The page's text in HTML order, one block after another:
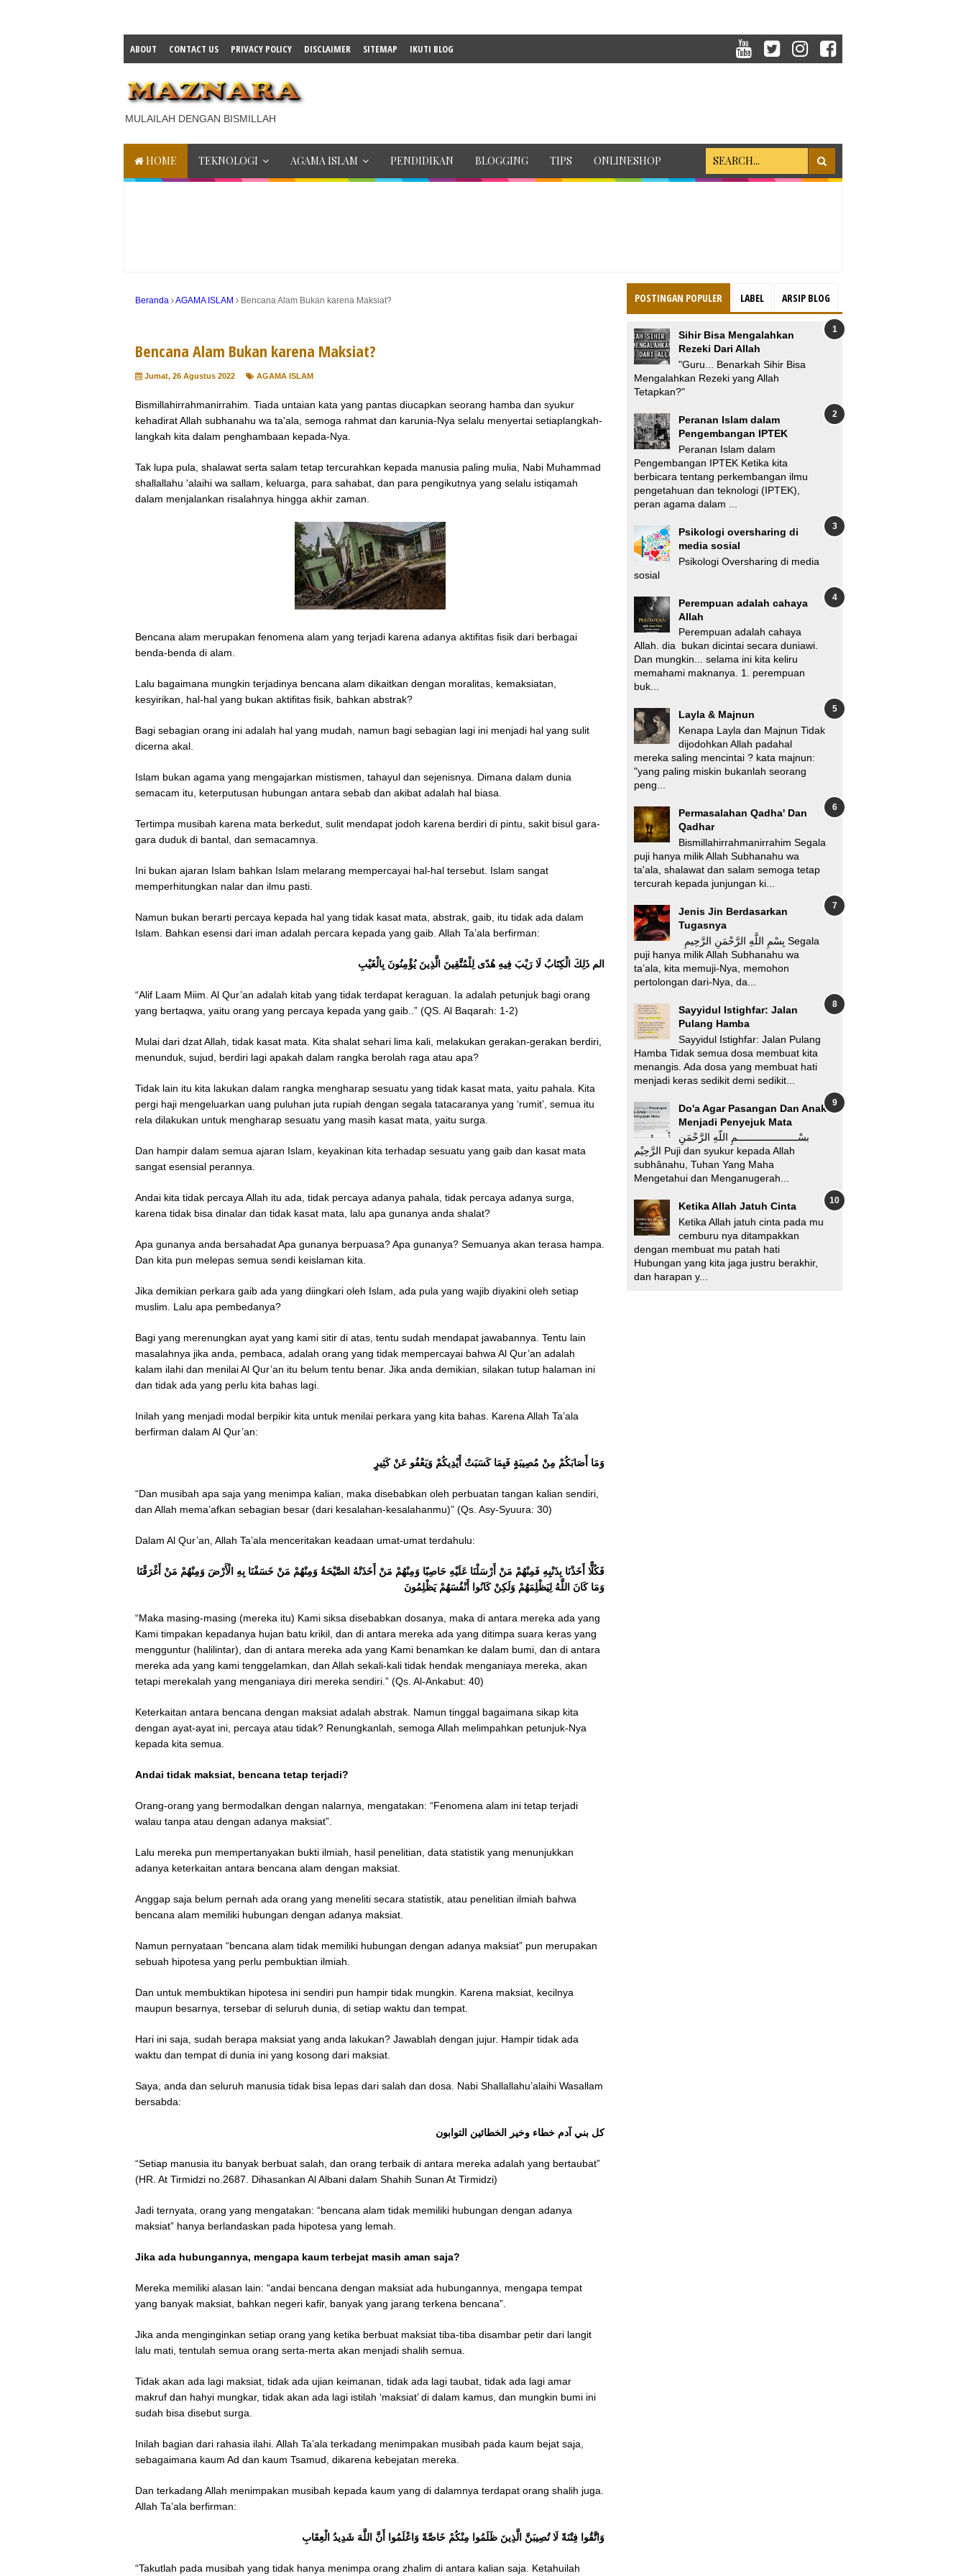
ABOUT CONTACT US PRIVACY POLICY DISCLAIMER SITEMAP IKUTI BLOG
MULAILAH DENGAN BISMILLAH
HOME TEKNOLOGI AGAMA ISLAM PENDIDIKAN BLOGGING TIPS ONLINESHOP
Beranda AGAMA ISLAM Bencana Alam Bukan karena Maksiat?
Bencana Alam Bukan karena Maksiat?
Jumat, 26 Agustus 2022 AGAMA ISLAM
Bismillahirrahmanirrahim. Tiada untaian kata yang pantas diucapkan seorang hamba dan syukur
kehadirat Allah subhanahu wa ta'ala, semoga rahmat dan karunia-Nya selalu menyertai setiaplangkah-
langkah kita dalam penghambaan kepada-Nya.
Tak lupa pula, shalawat serta salam tetap tercurahkan kepada manusia paling mulia, Nabi Muhammad
shallallahu 'alaihi wa sallam, keluarga, para sahabat, dan para pengikutnya yang selalu istiqamah
dalam menjalankan risalahnya hingga akhir zaman.
Bencana alam merupakan fenomena alam yang terjadi karena adanya aktifitas fisik dari berbagai
benda-benda di alam.
Lalu bagaimana mungkin terjadinya bencana alam dikaitkan dengan moralitas, kemaksiatan,
kesyirikan, hal-hal yang bukan aktifitas fisik, bahkan abstrak?
Bagi sebagian orang ini adalah hal yang mudah, namun bagi sebagian lagi ini menjadi hal yang sulit
dicerna akal.
Islam bukan agama yang mengajarkan mistismen, tahayul dan sejenisnya. Dimana dalam dunia
semacam itu, keterputusan hubungan antara sebab dan akibat adalah hal biasa.
Tertimpa musibah karena mata berkedut, sulit mendapat jodoh karena berdiri di pintu, sakit bisul gara-
gara duduk di bantal, dan semacamnya.
Ini bukan ajaran Islam bahkan Islam melarang mempercayai hal-hal tersebut. Islam sangat
memperhitungkan nalar dan ilmu pasti.
Namun bukan berarti percaya kepada hal yang tidak kasat mata, abstrak, gaib, itu tidak ada dalam
Islam. Bahkan esensi dari iman adalah percara kepada yang gaib. Allah Ta’ala berfirman:
الم ذَلِكَ الْكِتَابُ لَا رَيْبَ فِيهِ هُدًى لِلْمُتَّقِينَ الَّذِينَ يُؤْمِنُونَ بِالْغَيْبِ
“Alif Laam Miim. Al Qur’an adalah kitab yang tidak terdapat keraguan. Ia adalah petunjuk bagi orang
yang bertaqwa, yaitu orang yang percaya kepada yang gaib..” (QS. Al Baqarah: 1-2)
Mulai dari dzat Allah, tidak kasat mata. Kita shalat sehari lima kali, melakukan gerakan-gerakan berdiri,
menunduk, sujud, berdiri lagi apakah dalam rangka berolah raga atau apa?
Tidak lain itu kita lakukan dalam rangka mengharap sesuatu yang tidak kasat mata, yaitu pahala. Kita
pergi haji mengeluarkan uang puluhan juta rupiah dengan segala tatacaranya yang ‘rumit’, semua itu
rela dilakukan untuk mengharap sesuatu yang masih kasat mata, yaitu surga.
Dan hampir dalam semua ajaran Islam, keyakinan kita terhadap sesuatu yang gaib dan kasat mata
sangat esensial perannya.
Andai kita tidak percaya Allah itu ada, tidak percaya adanya pahala, tidak percaya adanya surga,
karena tidak bisa dinalar dan tidak kasat mata, lalu apa gunanya anda shalat?
Apa gunanya anda bersahadat Apa gunanya berpuasa? Apa gunanya? Semuanya akan terasa hampa.
Dan kita pun melepas semua sendi keislaman kita.
Jika demikian perkara gaib ada yang diingkari oleh Islam, ada pula yang wajib diyakini oleh setiap
muslim. Lalu apa pembedanya?
Bagi yang merenungkan ayat yang kami sitir di atas, tentu sudah mendapat jawabannya. Tentu lain
masalahnya jika anda, pembaca, adalah orang yang tidak mempercayai bahwa Al Qur’an adalah
kalam ilahi dan menilai Al Qur’an itu belum tentu benar. Jika anda demikian, silakan tutup halaman ini
dan tidak ada yang perlu kita bahas lagi.
Inilah yang menjadi modal berpikir kita untuk menilai perkara yang kita bahas. Karena Allah Ta’ala
berfirman dalam Al Qur’an:
وَمَا أَصَابَكُمْ مِنْ مُصِيبَةٍ فَبِمَا كَسَبَتْ أَيْدِيكُمْ وَيَعْفُو عَنْ كَثِيرٍ
“Dan musibah apa saja yang menimpa kalian, maka disebabkan oleh perbuatan tangan kalian sendiri,
dan Allah mema’afkan sebagian besar (dari kesalahan-kesalahanmu)” (Qs. Asy-Syuura: 30)
Dalam Al Qur’an, Allah Ta’ala menceritakan keadaan umat-umat terdahulu:
فَكُلًّا أَخَذْنَا بِذَنْبِهِ فَمِنْهُمْ مَنْ أَرْسَلْنَا عَلَيْهِ حَاصِبًا وَمِنْهُمْ مَنْ أَخَذَتْهُ الصَّيْحَةُ وَمِنْهُمْ مَنْ خَسَفْنَا بِهِ الْأَرْضَ وَمِنْهُمْ مَنْ أَغْرَقْنَا
وَمَا كَانَ اللَّهُ لِيَظْلِمَهُمْ وَلَكِنْ كَانُوا أَنْفُسَهُمْ يَظْلِمُونَ
“Maka masing-masing (mereka itu) Kami siksa disebabkan dosanya, maka di antara mereka ada yang
Kami timpakan kepadanya hujan batu krikil, dan di antara mereka ada yang ditimpa suara keras yang
mengguntur (halilintar), dan di antara mereka ada yang Kami benamkan ke dalam bumi, dan di antara
mereka ada yang kami tenggelamkan, dan Allah sekali-kali tidak hendak menganiaya mereka, akan
tetapi merekalah yang menganiaya diri mereka sendiri.” (Qs. Al-Ankabut: 40)
Keterkaitan antara bencana dengan maksiat adalah abstrak. Namun tinggal bagaimana sikap kita
dengan ayat-ayat ini, percaya atau tidak? Renungkanlah, semoga Allah melimpahkan petunjuk-Nya
kepada kita semua.
Andai tidak maksiat, bencana tetap terjadi?
Orang-orang yang bermodalkan dengan nalarnya, mengatakan: “Fenomena alam ini tetap terjadi
walau tanpa atau dengan adanya maksiat”.
Lalu mereka pun mempertanyakan bukti ilmiah, hasil penelitian, data statistik yang menunjukkan
adanya keterkaitan antara bencana alam dengan maksiat.
Anggap saja belum pernah ada orang yang meneliti secara statistik, atau penelitian ilmiah bahwa
bencana alam memiliki hubungan dengan adanya maksiat.
Namun pernyataan “bencana alam tidak memiliki hubungan dengan adanya maksiat” pun merupakan
sebuah hipotesa yang perlu pembuktian ilmiah.
Dan untuk membuktikan hipotesa ini sendiri pun hampir tidak mungkin. Karena maksiat, kecilnya
maupun besarnya, tersebar di seluruh dunia, di setiap waktu dan tempat.
Hari ini saja, sudah berapa maksiat yang anda lakukan? Jawablah dengan jujur. Hampir tidak ada
waktu dan tempat di dunia ini yang kosong dari maksiat.
Saya, anda dan seluruh manusia tidak bisa lepas dari salah dan dosa. Nabi Shallallahu’alaihi Wasallam
bersabda:
كل بني آدم خطاء وخير الخطائين التوابون
“Setiap manusia itu banyak berbuat salah, dan orang terbaik di antara mereka adalah yang bertaubat”
(HR. At Tirmidzi no.2687. Dihasankan Al Albani dalam Shahih Sunan At Tirmidzi)
Jadi ternyata, orang yang mengatakan: “bencana alam tidak memiliki hubungan dengan adanya
maksiat” hanya berlandaskan pada hipotesa yang lemah.
Jika ada hubungannya, mengapa kaum terbejat masih aman saja?
Mereka memiliki alasan lain: “andai bencana dengan maksiat ada hubungannya, mengapa tempat
yang banyak maksiat, bahkan negeri kafir, banyak yang jarang terkena bencana”.
Jika anda menginginkan setiap orang yang ketika berbuat maksiat tiba-tiba disambar petir dari langit
lalu mati, tentulah semua orang serta-merta akan menjadi shalih semua.
Tidak akan ada lagi maksiat, tidak ada ujian keimanan, tidak ada lagi taubat, tidak ada lagi amar
makruf dan hahyi mungkar, tidak akan ada lagi istilah ‘maksiat’ di dalam kamus, dan mungkin bumi ini
sudah bisa disebut surga.
Inilah bagian dari rahasia ilahi. Allah Ta’ala terkadang menimpakan musibah pada kaum bejat saja,
sebagaimana kaum Ad dan kaum Tsamud, dikarena kebejatan mereka.
Dan terkadang Allah menimpakan musibah kepada kaum yang di dalamnya terdapat orang shalih juga.
Allah Ta’ala berfirman:
وَاتَّقُوا فِتْنَةً لَا تُصِيبَنَّ الَّذِينَ ظَلَمُوا مِنْكُمْ خَاصَّةً وَاعْلَمُوا أَنَّ اللَّهَ شَدِيدُ الْعِقَابِ
“Takutlah pada musibah yang tidak hanya menimpa orang zhalim di antara kalian saja. Ketahuilah
POSTINGAN POPULER LABEL ARSIP BLOG
Sihir Bisa Mengalahkan
Rezeki Dari Allah
"Guru... Benarkah Sihir Bisa
Mengalahkan Rezeki yang Allah
Tetapkan?"
Peranan Islam dalam
Pengembangan IPTEK
Peranan Islam dalam
Pengembangan IPTEK Ketika kita
berbicara tentang perkembangan ilmu
pengetahuan dan teknologi (IPTEK),
peran agama dalam ...
Psikologi oversharing di
media sosial
Psikologi Oversharing di media
sosial
Perempuan adalah cahaya
Allah
Perempuan adalah cahaya
Allah. dia bukan dicintai secara duniawi.
Dan mungkin... selama ini kita keliru
memahami maknanya. 1. perempuan
buk...
Layla & Majnun
Kenapa Layla dan Majnun Tidak
dijodohkan Allah padahal
mereka saling mencintai ? kata majnun:
"yang paling miskin bukanlah seorang
peng...
Permasalahan Qadha' Dan
Qadhar
Bismillahirrahmanirrahim Segala
puji hanya milik Allah Subhanahu wa
ta'ala, shalawat dan salam semoga tetap
tercurah kepada junjungan ki...
Jenis Jin Berdasarkan
Tugasnya
puji hanya milik Allah Subhanahu wa
ta’ala, kita memuji-Nya, memohon
pertolongan dari-Nya, da...
Sayyidul Istighfar: Jalan
Pulang Hamba
Sayyidul Istighfar: Jalan Pulang
Hamba Tidak semua dosa membuat kita
menangis. Ada dosa yang membuat hati
menjadi keras sedikit demi sedikit...
Do'a Agar Pasangan Dan Anak
Menjadi Penyejuk Mata
بسْـــــــــــــــــــــمِ اللّهِ الرَّحْمَنِ
الرَّحِيْم Puji dan syukur kepada Allah
subhânahu, Tuhan Yang Maha
Mengetahui dan Menganugerah...
Ketika Allah Jatuh Cinta
Ketika Allah jatuh cinta pada mu
cemburu nya ditampakkan
dengan membuat mu patah hati
Hubungan yang kita jaga justru berakhir,
dan harapan y...